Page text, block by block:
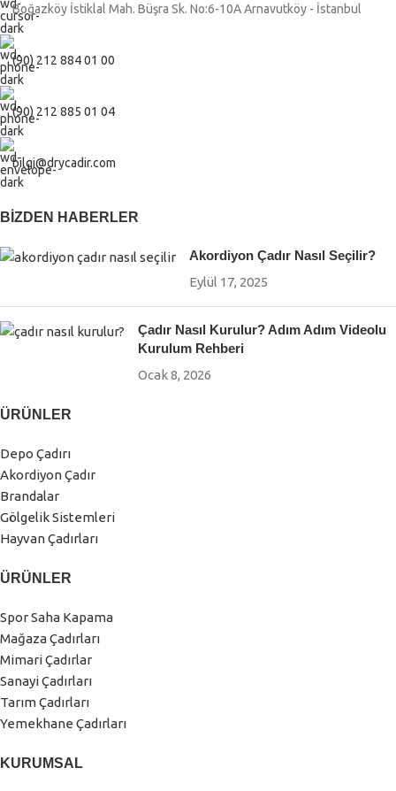
Boğazköy İstiklal Mah. Büşra Sk. No:6-10A Arnavutköy - İstanbul
(90) 212 884 01 00
(90) 212 885 01 04
bilgi@drycadir.com
BIZDEN HABERLER
Akordiyon Çadır Nasıl Seçilir?
Eylül 17, 2025
Çadır Nasıl Kurulur? Adım Adım Videolu
Kurulum Rehberi
Ocak 8, 2026
ÜRÜNLER
Depo Çadırı
Akordiyon Çadır
Brandalar
Gölgelik Sistemleri
Hayvan Çadırları
ÜRÜNLER
Spor Saha Kapama
Mağaza Çadırları
Mimari Çadırlar
Sanayi Çadırları
Tarım Çadırları
Yemekhane Çadırları
KURUMSAL